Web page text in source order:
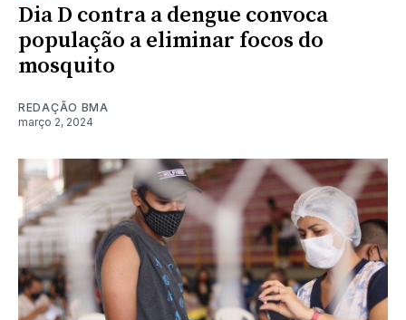
Dia D contra a dengue convoca
população a eliminar focos do
mosquito
REDAÇÃO BMA
março 2, 2024